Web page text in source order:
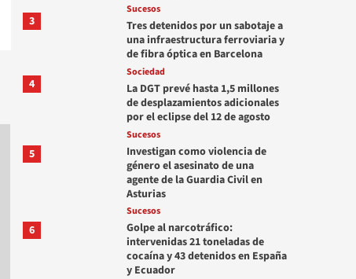
3
Sucesos
Tres detenidos por un sabotaje a
una infraestructura ferroviaria y
de fibra óptica en Barcelona
4
Sociedad
La DGT prevé hasta 1,5 millones
de desplazamientos adicionales
por el eclipse del 12 de agosto
5
Sucesos
Investigan como violencia de
género el asesinato de una
agente de la Guardia Civil en
Asturias
6
Sucesos
Golpe al narcotráfico:
intervenidas 21 toneladas de
cocaína y 43 detenidos en España
y Ecuador